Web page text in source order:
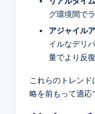
グ環境間で
アジャイル
イルなデリ
量でより反
これらのトレン
略を前もって適応